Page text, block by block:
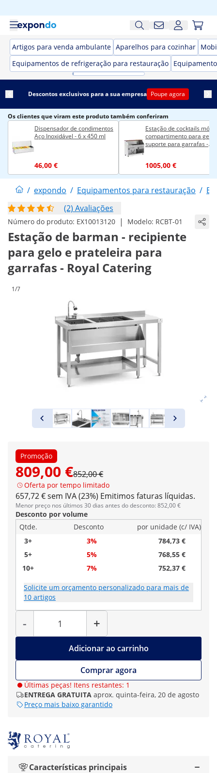
Artigos para venda ambulante Aparelhos para cozinhar
Equipamentos de refrigeração para restauração
Descontos exclusivos para a sua empresa Poupe agora
Os clientes que viram este produto também conferiram
Dispensador de condimentos
Aço Inoxidável - 6 x 450 ml
46,00 €
Estação de cocktails
compartimento para gelo
suporte para garrafas -
Catering
1005,00 €
/ expondo / Equipamentos para restauração /
(2) Avaliações
Número do produto: EX10013120 | Modelo: RCBT-01
Estação de barman - recipiente
para gelo e prateleira para
garrafas - Royal Catering
1/7
Promoção
809,00 €852,00 €
Oferta por tempo limitado
657,72 € sem IVA (23%) Emitimos faturas líquidas.
Menor preço nos últimos 30 dias antes do desconto: 852,00 €
Desconto por volume
Qtde.
Desconto
por unidade (c/ IVA)
3+
3%
784,73 €
5+
5%
768,55 €
10+
7% 752,37 €
Solicite um orçamento personalizado para mais de
10 artigos
-
Quantidade
+
Adicionar ao carrinho
Comprar agora
Últimas peças! Itens restantes: 1
ENTREGA GRATUITA aprox. quinta-feira, 20 de agosto
Preço mais baixo garantido
Características principais